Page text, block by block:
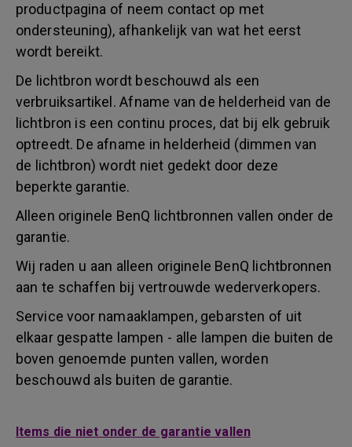
productpagina of neem contact op met
ondersteuning), afhankelijk van wat het eerst
wordt bereikt.
De lichtbron wordt beschouwd als een
verbruiksartikel. Afname van de helderheid van de
lichtbron is een continu proces, dat bij elk gebruik
optreedt. De afname in helderheid (dimmen van
de lichtbron) wordt niet gedekt door deze
beperkte garantie.
Alleen originele BenQ lichtbronnen vallen onder de
garantie.
Wij raden u aan alleen originele BenQ lichtbronnen
aan te schaffen bij vertrouwde wederverkopers.
Service voor namaaklampen, gebarsten of uit
elkaar gespatte lampen - alle lampen die buiten de
boven genoemde punten vallen, worden
beschouwd als buiten de garantie.
Items die niet onder de garantie vallen